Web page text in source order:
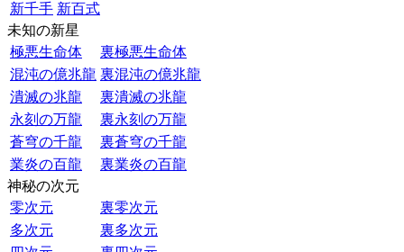
新千手 新百式
未知の新星
極悪生命体
裏極悪生命体
混沌の億兆龍 裏混沌の億兆龍
潰滅の兆龍
裏潰滅の兆龍
永刻の万龍
裏永刻の万龍
蒼穹の千龍
裏蒼穹の千龍
業炎の百龍
裏業炎の百龍
神秘の次元
零次元
裏零次元
多次元
裏多次元